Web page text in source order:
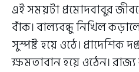
এই সময়টা প্রমোদবাবুর
বাঁক। বাল্যবন্ধু নিখিল
সুস্পষ্ট হয়ে ওঠে। প্রাদেশিক
ক্ষমতাবান হয়ে ওঠেন। রাজ্য